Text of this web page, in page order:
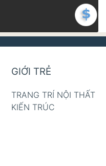
GIỚI TRẺ
TRANG TRÍ NỘI THẤT
KIẾN TRÚC